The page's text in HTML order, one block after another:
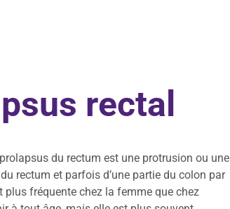
rectal
du rectum est une protrusion ou une
rectum et parfois d’une partie du colon par
plus fréquente chez la femme que chez